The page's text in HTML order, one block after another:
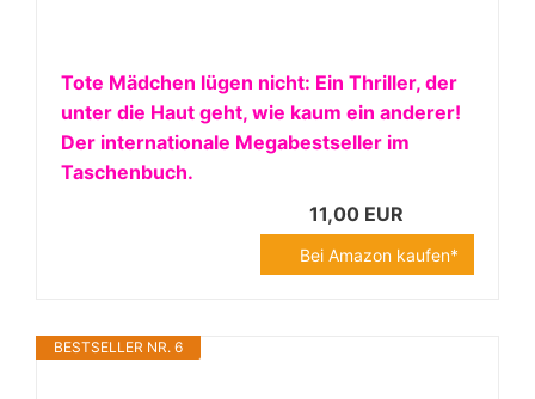
Tote Mädchen lügen nicht: Ein Thriller, der
unter die Haut geht, wie kaum ein anderer!
Der internationale Megabestseller im
Taschenbuch.
11,00 EUR
Bei Amazon kaufen*
BESTSELLER NR. 6